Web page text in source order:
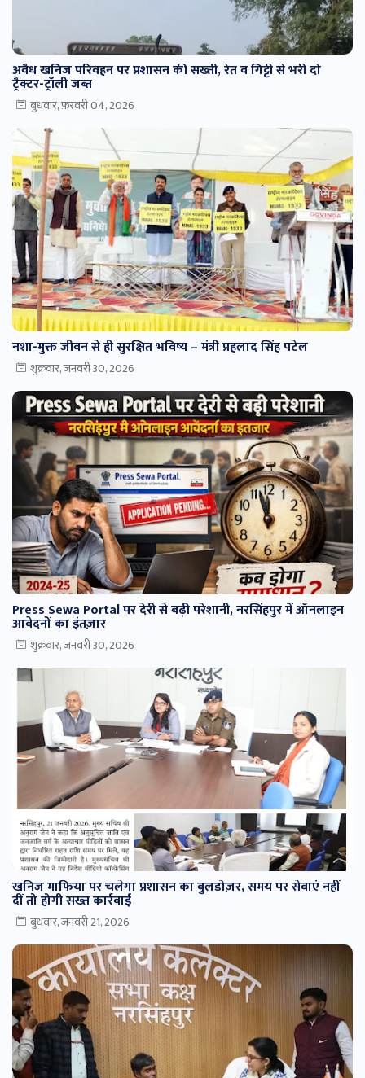
अवैध खनिज परिवहन पर प्रशासन की सख्ती, रेत व गिट्टी से भरी दो
ट्रैक्टर-ट्रॉली जब्त
बुधवार, फ़रवरी 04, 2026
नशा-मुक्त जीवन से ही सुरक्षित भविष्य – मंत्री प्रहलाद सिंह पटेल
शुक्रवार, जनवरी 30, 2026
Press Sewa Portal पर देरी से बढ़ी परेशानी, नरसिंहपुर में ऑनलाइन
आवेदनों का इंतज़ार
शुक्रवार, जनवरी 30, 2026
खनिज माफिया पर चलेगा प्रशासन का बुलडोज़र, समय पर सेवाएं नहीं
दीं तो होगी सख्त कार्रवाई
बुधवार, जनवरी 21, 2026